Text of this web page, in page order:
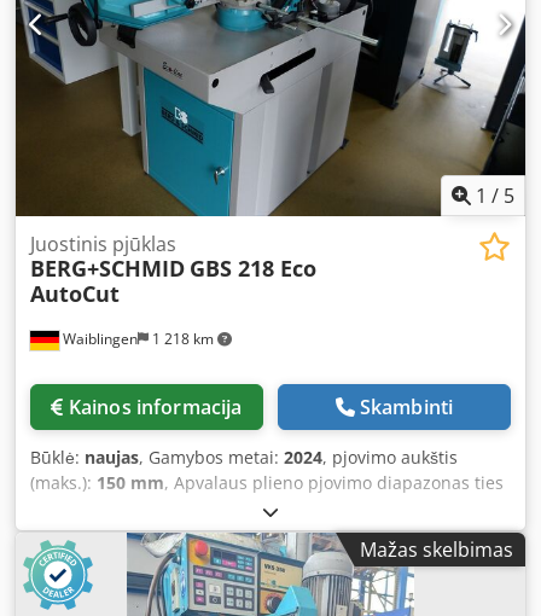
1 / 5
Waiblingen 1 218 km
Juostinis pjūklas
BERG+SCHMID GBS 218 Eco
AutoCut
Kainos informacija Skambinti
Būklė: naujas, Gamybos metai: 2024, pjovimo aukštis
(maks.): 150 mm, Apvalaus plieno pjovimo diapazonas ties
, Apvalaus plieno pjovimo diapazonas ties 90°:
108 mm, BERG+SCHMID Double Mitre Bandsaw GBS 218
Eco AutoCut Cutting speed: 25-80 m/min • Mitre angle left:
60° Codpot I R Edjfx Ai Asrf • For cutting steel, stainless
steel, and aluminium profiles • Quick-release vice with fast
Mažas skelbimas